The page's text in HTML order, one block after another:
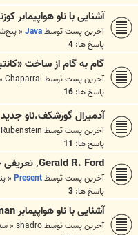
آشنایی با ناو هواپیمابر
آخرین پست توسطJava
« پنج‌شنبه ۲۷
پاسخ ها: 4
گام به گام از ساخت
آخرین پست توسط Chaparral
«
پاسخ ها: 16
آدميرال گورشكف.ناو
آخرین پست توسط
پاسخ ها: 11
Gerald R. Ford, تعریفی جدید از مفاهیم ناوهای هواپیمابر
آخرین پست توسطPresent
«
پاسخ ها: 3
آشنایی با ناو هواپیمابر USS Harry S. Truman, شهرک شناور
آخرین پست توسطshadro
«